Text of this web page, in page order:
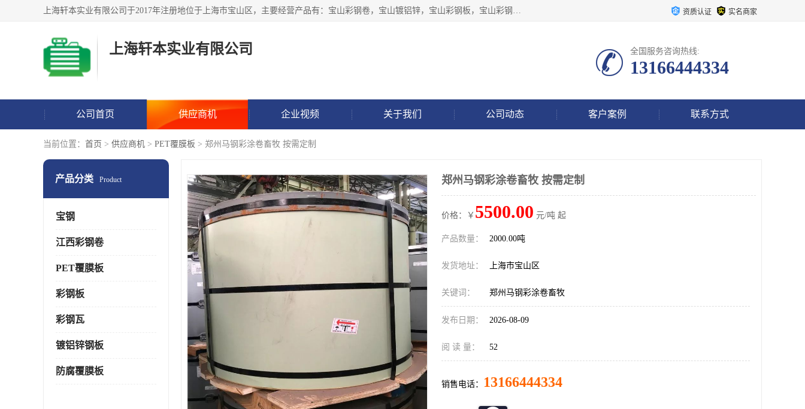
上海轩本实业有限公司于2017年注册地位于上海市宝山区，主要经营产品有：宝山彩钢卷，宝山镀铝锌，宝山彩钢板，宝山彩钢瓦等产品的生产和销售。 资质认证 实名商家
上海轩本实业有限公司 全国服务咨询热线:
13166444334
公司首页 供应商机 企业视频 关于我们 公司动态 客户案例 联系方式
当前位置： 首页 > 供应商机 > PET覆膜板 > 郑州马钢彩涂卷畜牧 按需定制
产品分类 Product
宝钢
江西彩钢卷
PET覆膜板
彩钢板
彩钢瓦
镀铝锌钢板
防腐覆膜板
郑州马钢彩涂卷畜牧 按需定制
价格：￥ 5500.00 元/吨 起
产品数量： 2000.00吨
发货地址： 上海市宝山区
关键词： 郑州马钢彩涂卷畜牧
发布日期： 2026-08-09
阅 读 量： 52
销售电话： 13166444334